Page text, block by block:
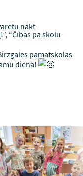
nākt
“Čībās pa skolu
pamatskolas
dienā!